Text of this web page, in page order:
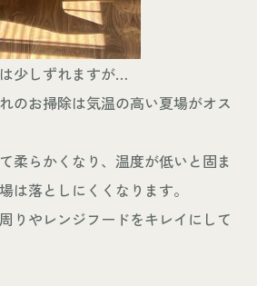
少しずれますが…
のお掃除は気温の高い夏場がオス
柔らかくなり、温度が低いと固ま
は落としにくくなります。
りやレンジフードをキレイにして